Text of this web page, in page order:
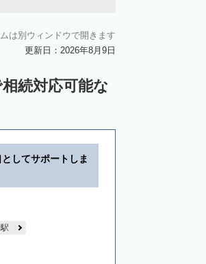
は別ウィンドウで開きます
更新日：2026年8月9日
続対応可能な
してサポートしま